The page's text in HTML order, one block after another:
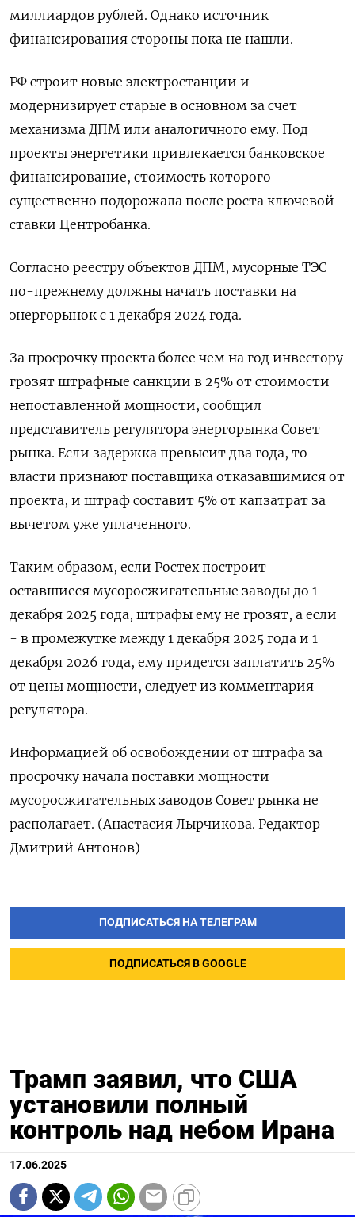
миллиардов рублей. Однако источник
финансирования стороны пока не нашли.
РФ строит новые электростанции и
модернизирует старые в основном за счет
механизма ДПМ или аналогичного ему. Под
проекты энергетики привлекается банковское
финансирование, стоимость которого
существенно подорожала после роста ключевой
ставки Центробанка.
Согласно реестру объектов ДПМ, мусорные ТЭС
по-прежнему должны начать поставки на
энергорынок с 1 декабря 2024 года.
За просрочку проекта более чем на год инвестору
грозят штрафные санкции в 25% от стоимости
непоставленной мощности, сообщил
представитель регулятора энергорынка Совет
рынка. Если задержка превысит два года, то
власти признают поставщика отказавшимися от
проекта, и штраф составит 5% от капзатрат за
вычетом уже уплаченного.
Таким образом, если Ростех построит
оставшиеся мусоросжигательные заводы до 1
декабря 2025 года, штрафы ему не грозят, а если
- в промежутке между 1 декабря 2025 года и 1
декабря 2026 года, ему придется заплатить 25%
от цены мощности, следует из комментария
регулятора.
Информацией об освобождении от штрафа за
просрочку начала поставки мощности
мусоросжигательных заводов Совет рынка не
располагает. (Анастасия Лырчикова. Редактор
Дмитрий Антонов)
ПОДПИСАТЬСЯ НА ТЕЛЕГРАМ
ПОДПИСАТЬСЯ В GOOGLE
Трамп заявил, что США
установили полный
контроль над небом Ирана
17.06.2025